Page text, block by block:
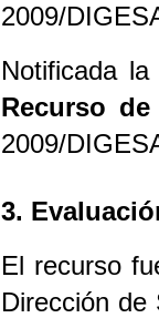
2009/
Notificada
Recurso
2009/
3.
El recurso
Dirección de